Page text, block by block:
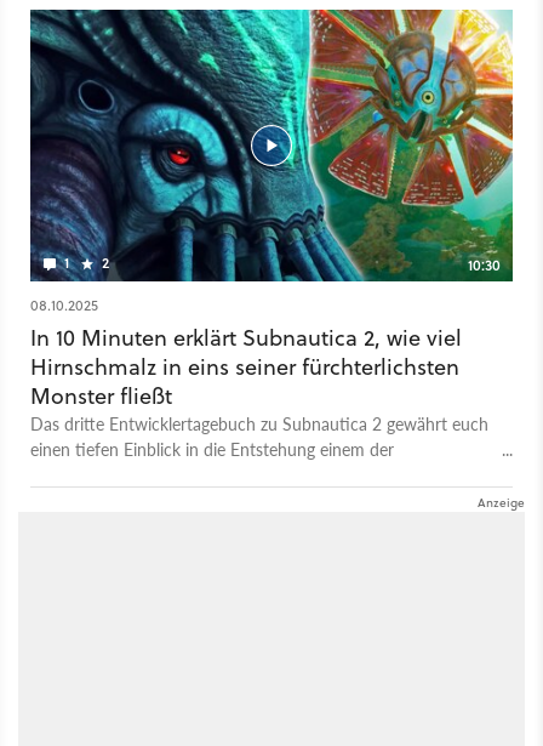
schon schon das ein oder andere Storydetail. Aber im
Hintergrund lauert immer dieser riesige Rechtsstreit um den
Early Access und die drei Studiogründer, die vom Publisher
rausgekickt wurden. Der ist jetzt zu Ende, und mit der
Nachricht über das Ende des Rechtsstreits kam auch endlich
ein Releasedatum für den Early Access im Mai, aber das ist
jetzt auch irgendwie nicht ganz richtig. Es ist kompliziert. Also
rede ich in diesem Video über beides. Die Schrecken des
Ozeans, und - noch gruseliger - die des Unternehmensrechts.
1 2
10:30
08.10.2025
In 10 Minuten erklärt Subnautica 2, wie viel
Hirnschmalz in eins seiner fürchterlichsten
Monster fließt
Das dritte Entwicklertagebuch zu Subnautica 2 gewährt euch
einen tiefen Einblick in die Entstehung einem der